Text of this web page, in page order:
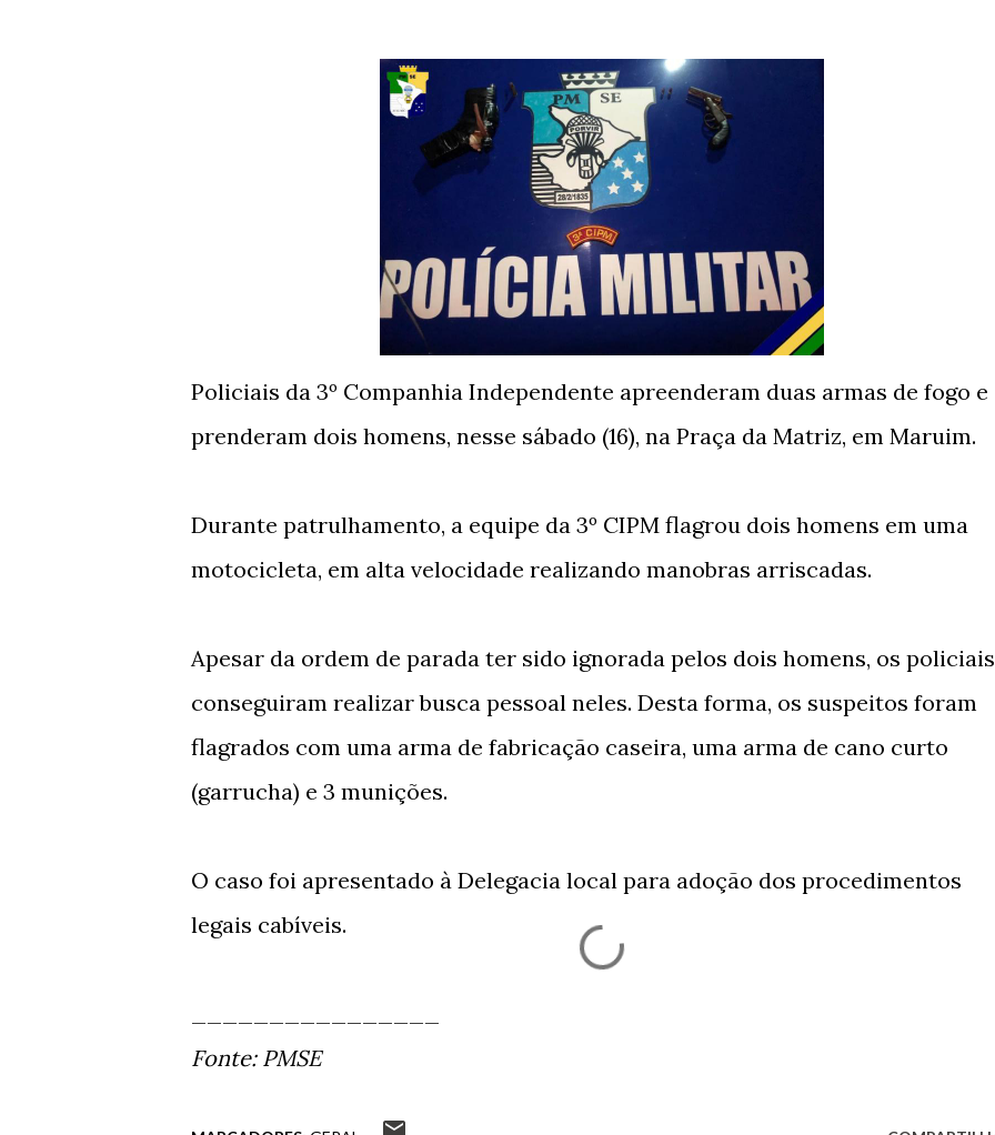
Policiais da 3º Companhia Independente apreenderam duas armas de fogo e
prenderam dois homens, nesse sábado (16), na Praça da Matriz, em Maruim.
Durante patrulhamento, a equipe da 3º CIPM flagrou dois homens em uma
motocicleta, em alta velocidade realizando manobras arriscadas.
Apesar da ordem de parada ter sido ignorada pelos dois homens, os policiais
conseguiram realizar busca pessoal neles. Desta forma, os suspeitos foram
flagrados com uma arma de fabricação caseira, uma arma de cano curto
(garrucha) e 3 munições.
O caso foi apresentado à Delegacia local para adoção dos procedimentos
legais cabíveis.
Fonte: PMSE